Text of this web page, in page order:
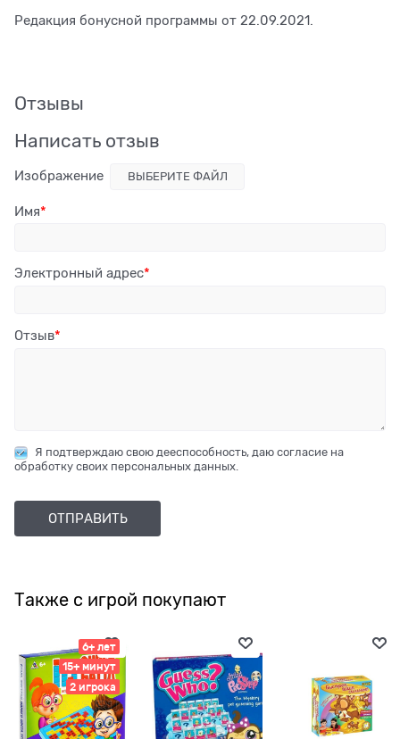
Редакция бонусной программы от 22.09.2021.
Отзывы
Написать отзыв
Изображение ВЫБЕРИТЕ ФАЙЛ
Имя
Электронный адрес
Отзыв
Я подтверждаю свою дееспособность, даю согласие на
обработку своих персональных данных.
Также с игрой покупают
6+ лет
15+ минут
2 игрока